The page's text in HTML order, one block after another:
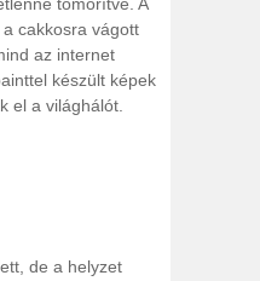
cakkosra vágott
az internet
készült képek
el a világhálót.
de a helyzet